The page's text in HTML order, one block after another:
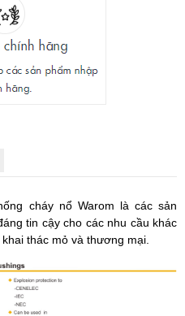
cháy nổ Warom là các sản
tin cậy cho các nhu cầu khác
thác mỏ và thương mại.